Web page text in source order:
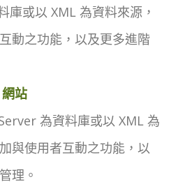
庫或以 XML 為資料來源，
動之功能，以及更多進階
站
為資料庫或以 XML 為
與使用者互動之功能，以
理。